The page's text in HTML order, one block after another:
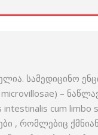
სამედიცინო
–
cum
, რომლებიც ქმნიან